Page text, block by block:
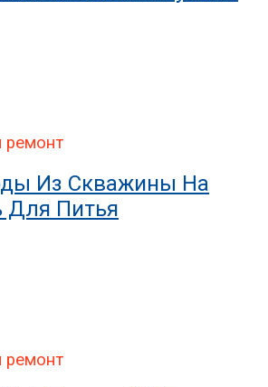
ремонт
Из Скважины На
Для Питья
ремонт